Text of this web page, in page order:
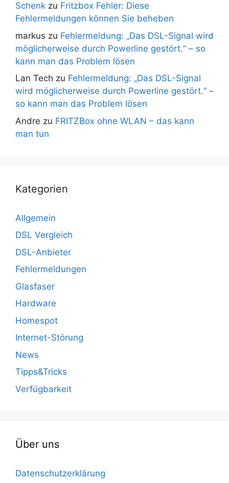
Schenk zu Fritzbox Fehler: Diese
Fehlermeldungen können Sie beheben
markus zu Fehlermeldung: „Das DSL-Signal wird
möglicherweise durch Powerline gestört.“ – so
kann man das Problem lösen
Lan Tech zu Fehlermeldung: „Das DSL-Signal
wird möglicherweise durch Powerline gestört.“ –
so kann man das Problem lösen
Andre zu FRITZBox ohne WLAN – das kann
man tun
Kategorien
Allgemein
DSL Vergleich
DSL-Anbieter
Fehlermeldungen
Glasfaser
Hardware
Homespot
Internet-Störung
News
Tipps&Tricks
Verfügbarkeit
Über uns
Datenschutzerklärung